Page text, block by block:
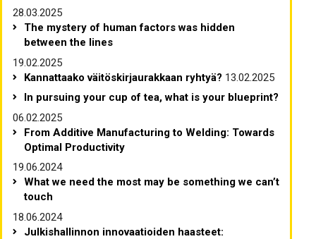
28.03.2025
The mystery of human factors was hidden
between the lines
19.02.2025
Kannattaako väitöskirjaurakkaan ryhtyä? 13.02.2025
In pursuing your cup of tea, what is your blueprint?
06.02.2025
From Additive Manufacturing to Welding: Towards
Optimal Productivity
19.06.2024
What we need the most may be something we can’t
touch
18.06.2024
Julkishallinnon innovaatioiden haasteet: